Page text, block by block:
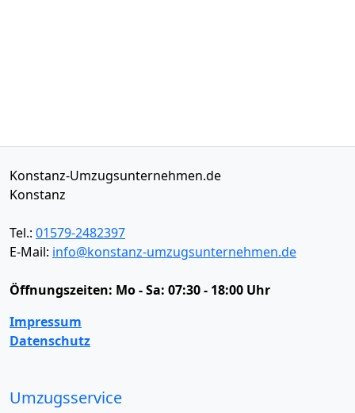
Konstanz-Umzugsunternehmen.de
Konstanz
Tel.: 01579-2482397
E-Mail: info@konstanz-umzugsunternehmen.de
Öffnungszeiten: Mo - Sa: 07:30 - 18:00 Uhr
Impressum
Datenschutz
Umzugsservice